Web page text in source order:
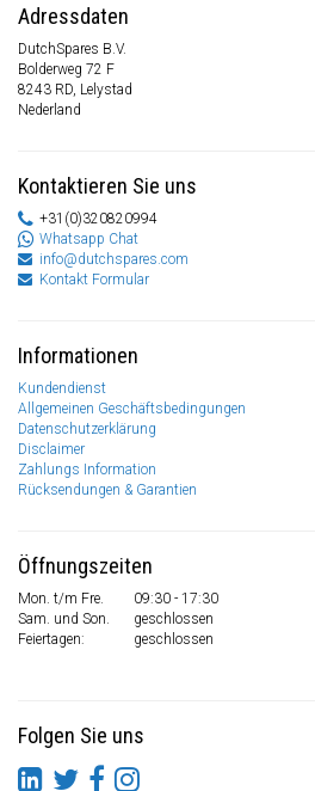
Adressdaten
DutchSpares B.V.
Bolderweg 72 F
8243 RD, Lelystad
Nederland
Kontaktieren Sie uns
+31(0)320820994
Whatsapp Chat
info@dutchspares.com
Kontakt Formular
Informationen
Kundendienst
Allgemeinen Geschäftsbedingungen
Datenschutzerklärung
Disclaimer
Zahlungs Information
Rücksendungen & Garantien
Öffnungszeiten
Mon. t/m Fre.
09:30 - 17:30
Sam. und Son.
geschlossen
Feiertagen:
geschlossen
Folgen Sie uns